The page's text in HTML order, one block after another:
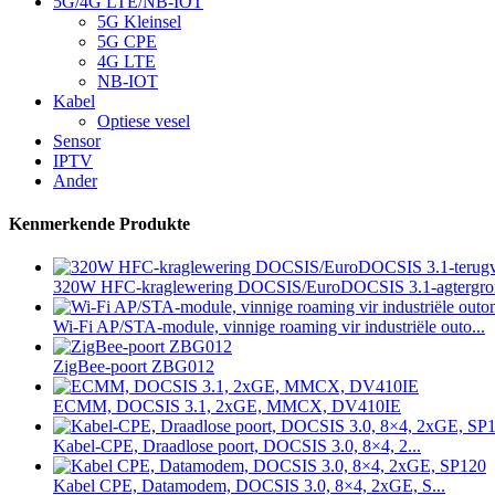
5G Kleinsel
5G CPE
4G LTE
NB-IOT
Kabel
Optiese vesel
Sensor
IPTV
Ander
Kenmerkende Produkte
320W HFC-kraglewering DOCSIS/EuroDOCSIS 3.1-
Wi-Fi AP/STA-module, vinnige roaming vir industriële outo...
ZigBee-poort ZBG012
ECMM, DOCSIS 3.1, 2xGE, MMCX, DV410IE
Kabel-CPE, Draadlose poort, DOCSIS 3.0, 8×4, 2...
Kabel CPE, Datamodem, DOCSIS 3.0, 8×4, 2xGE, S...